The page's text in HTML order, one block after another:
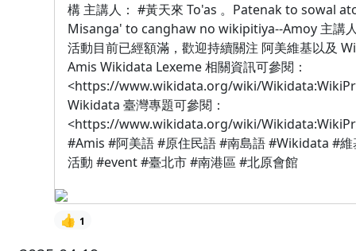
構 主講人： #黃天來 To'as 。Patenak to sowal
Misanga' to canghaw no wikipitiya--Amoy 主講
活動目前已經額滿，歡迎持續關注 阿美維基以及
Amis Wikidata Lexeme 相關資訊可參閱：
<https://www.wikidata.org/wiki/
Wikidata 臺灣專題可參閱：
<https://www.wikidata.org/wiki/
#Amis #阿美語 #原住民語 #南島語 #Wikidata #
活動 #event #臺北市 #南港區 #北原會館
👍 1